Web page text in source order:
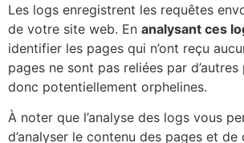
Les logs enregistrent les requêtes
de votre site web. En analysant ces
identifier les pages qui n’ont reçu
pages ne sont pas reliées par
donc potentiellement orphelines.
À noter que l’analyse des logs vous
d’analyser le contenu des pages et de